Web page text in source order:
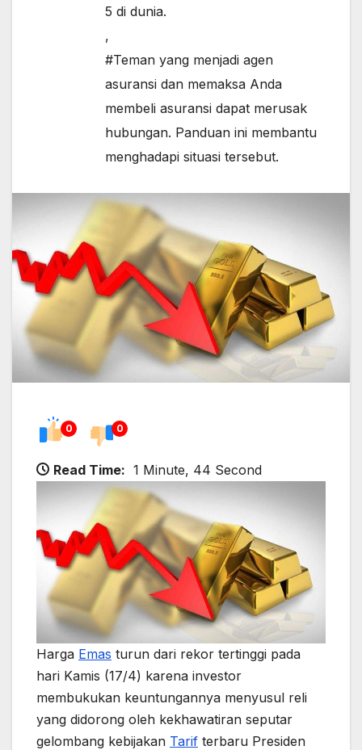
5 di dunia.
,
#Teman yang menjadi agen
asuransi dan memaksa Anda
membeli asuransi dapat merusak
hubungan. Panduan ini membantu
menghadapi situasi tersebut.
0 0
Read Time: 1 Minute, 44 Second
Harga Emas turun dari rekor tertinggi pada
hari Kamis (17/4) karena investor
membukukan keuntungannya menyusul reli
yang didorong oleh kekhawatiran seputar
gelombang kebijakan Tarif terbaru Presiden